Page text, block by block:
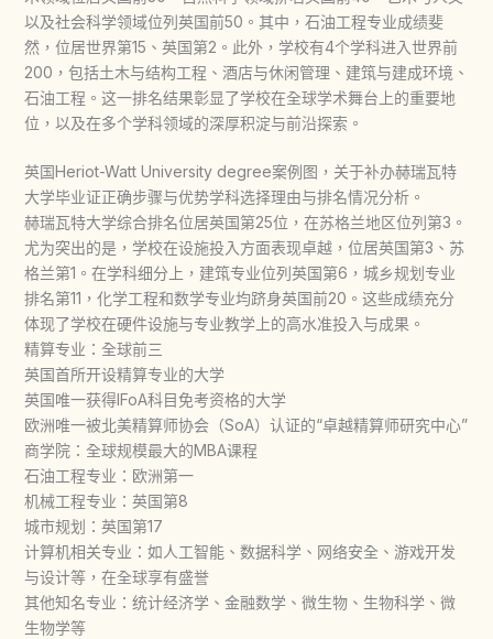
以及社会科学领域位列英国前50。其中，石油工程专业成绩斐
然，位居世界第15、英国第2。此外，学校有4个学科进入世界前
200，包括土木与结构工程、酒店与休闲管理、建筑与建成环境、
石油工程。这一排名结果彰显了学校在全球学术舞台上的重要地
位，以及在多个学科领域的深厚积淀与前沿探索。
英国Heriot-Watt University degree案例图，关于补办赫瑞瓦特
大学毕业证正确步骤与优势学科选择理由与排名情况分析。
赫瑞瓦特大学综合排名位居英国第25位，在苏格兰地区位列第3。
尤为突出的是，学校在设施投入方面表现卓越，位居英国第3、苏
格兰第1。在学科细分上，建筑专业位列英国第6，城乡规划专业
排名第11，化学工程和数学专业均跻身英国前20。这些成绩充分
体现了学校在硬件设施与专业教学上的高水准投入与成果。
精算专业：全球前三
英国首所开设精算专业的大学
英国唯一获得IFoA科目免考资格的大学
欧洲唯一被北美精算师协会（SoA）认证的“卓越精算师研究中心”
商学院：全球规模最大的MBA课程
石油工程专业：欧洲第一
机械工程专业：英国第8
城市规划：英国第17
计算机相关专业：如人工智能、数据科学、网络安全、游戏开发
与设计等，在全球享有盛誉
其他知名专业：统计经济学、金融数学、微生物、生物科学、微
生物学等